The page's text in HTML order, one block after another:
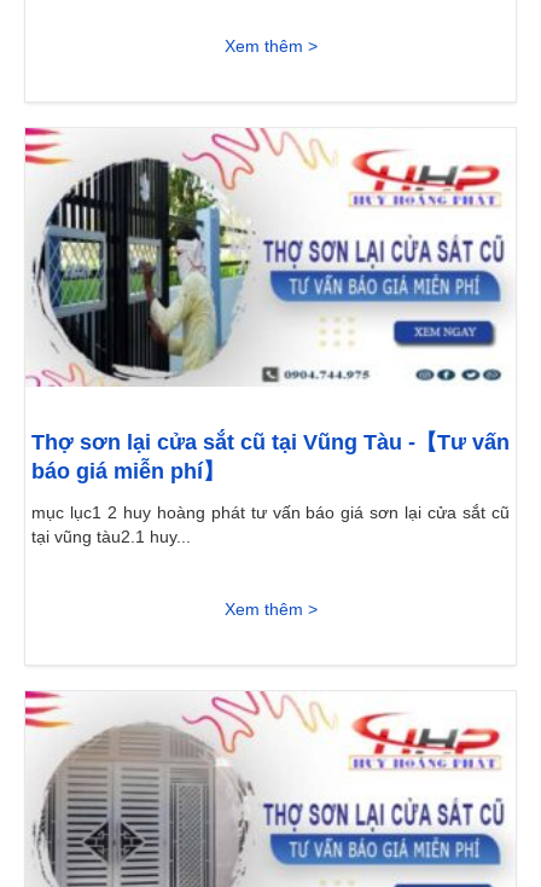
Xem thêm >
Thợ sơn lại cửa sắt cũ tại Vũng Tàu -【Tư vấn
báo giá miễn phí】
mục lục1 2 huy hoàng phát tư vấn báo giá sơn lại cửa sắt cũ
tại vũng tàu2.1 huy...
Xem thêm >